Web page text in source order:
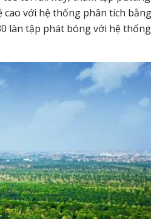
với hệ thống phân tích
làn tập phát bóng với hệ